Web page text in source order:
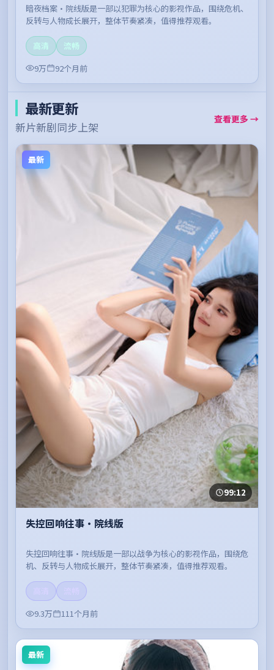
暗夜档案·院线版是一部以犯罪为核心的影视作品，围绕危机、
反转与人物成长展开，整体节奏紧凑，值得推荐观看。
高清
流畅
9万
92个月前
最新更新
新片新剧同步上架
查看更多 →
最新
99:12
失控回响往事·院线版
失控回响往事·院线版是一部以战争为核心的影视作品，围绕危
机、反转与人物成长展开，整体节奏紧凑，值得推荐观看。
9.3万
111个月前
最新